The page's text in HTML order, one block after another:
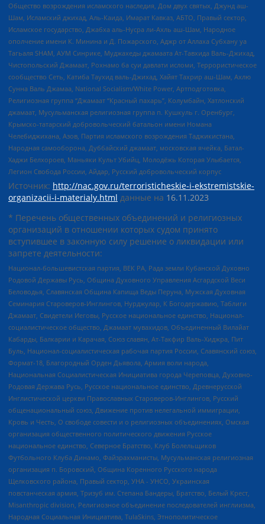
Общество возрождения исламского наследия, Дом двух святых, Джунд аш-
Шам, Исламский джихад, Аль-Каида, Имарат Кавказ, АБТО, Правый сектор,
Исламское государство, Джабха аль-Нусра ли-Ахль аш-Шам, Народное
ополчение имени К. Минина и Д. Пожарского, Аджр от Аллаха Субхану уа
Тагьаля SHAM, АУМ Синрике, Муджахеды джамаата Ат-Тавхида Валь-Джихад,
Чистопольский Джамаат, Рохнамо ба суи давлати исломи, Террористическое
сообщество Сеть, Катиба Таухид валь-Джихад, Хайят Тахрир аш-Шам, Ахлю
Сунна Валь Джамаа, National Socialism/White Power, Артподготовка,
Религиозная группа “Джамаат “Красный пахарь”, Колумбайн, Хатлонский
джамаат, Мусульманская религиозная группа п. Кушкуль г. Оренбург,
Крымско-татарский добровольческий батальон имени Номана
Челебиджихана, Азов, Партия исламского возрождения Таджикистана,
Народная самооборона, Дуббайский джамаат, московская ячейка, Батал-
Хаджи Белхороев, Маньяки Культ Убийц, Молодёжь Которая Улыбается,
Легион Свобода России, Айдар, Русский добровольческий корпус
Источник: http://nac.gov.ru/terroristicheskie-i-ekstremistskie-
organizacii-i-materialy.html данные на 16.11.2023
* Перечень общественных объединений и религиозных
организаций в отношении которых судом принято
вступившее в законную силу решение о ликвидации или
запрете деятельности:
Национал-большевистская партия, ВЕК РА, Рада земли Кубанской Духовно
Родовой Державы Русь, Община Духовного Управления Асгардской Веси
Беловодья, Славянская Община Капища Веды Перуна, Мужская Духовная
Семинария Староверов-Инглингов, Нурджулар, К Богодержавию, Таблиги
Джамаат, Свидетели Иеговы, Русское национальное единство, Национал-
социалистическое общество, Джамаат мувахидов, Объединенный Вилайат
Кабарды, Балкарии и Карачая, Союз славян, Ат-Такфир Валь-Хиджра, Пит
Буль, Национал-социалистическая рабочая партия России, Славянский союз,
Формат-18, Благородный Орден Дьявола, Армия воли народа,
Национальная Социалистическая Инициатива города Череповца, Духовно-
Родовая Держава Русь, Русское национальное единство, Древнерусской
Инглистической церкви Православных Староверов-Инглингов, Русский
общенациональный союз, Движение против нелегальной иммиграции,
Кровь и Честь, О свободе совести и о религиозных объединениях, Омская
организация общественного политического движения Русское
национальное единство, Северное Братство, Клуб Болельщиков
Футбольного Клуба Динамо, Файзрахманисты, Мусульманская религиозная
организация п. Боровский, Община Коренного Русского народа
Щелковского района, Правый сектор, УНА - УНСО, Украинская
повстанческая армия, Тризуб им. Степана Бандеры, Братство, Белый Крест,
Misanthropic division, Религиозное объединение последователей инглиизма,
Народная Социальная Инициатива, TulaSkins, Этнополитическое